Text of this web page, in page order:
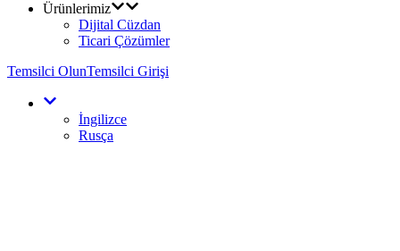
Ürünlerimiz
Dijital Cüzdan
Ticari Çözümler
Temsilci OlunTemsilci Girişi
İngilizce
Rusça